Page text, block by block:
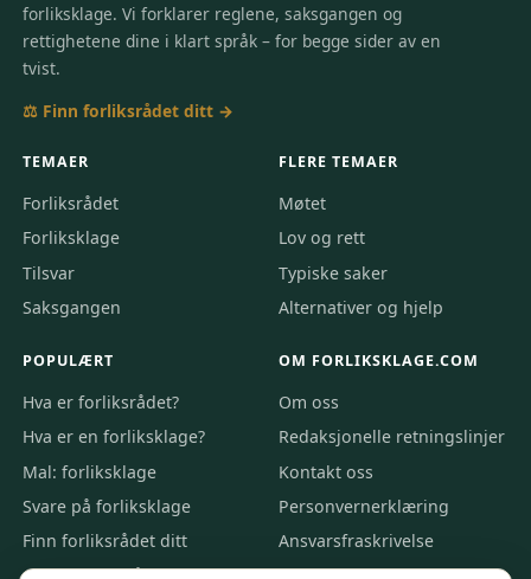
forliksklage. Vi forklarer reglene, saksgangen og
rettighetene dine i klart språk – for begge sider av en
tvist.
⚖️ Finn forliksrådet ditt →
TEMAER
Forliksrådet
Forliksklage
Tilsvar
Saksgangen
FLERE TEMAER
Møtet
Lov og rett
Typiske saker
Alternativer og hjelp
POPULÆRT
Hva er forliksrådet?
Hva er en forliksklage?
Mal: forliksklage
Svare på forliksklage
Finn forliksrådet ditt
OM FORLIKSKLAGE.COM
Om oss
Redaksjonelle retningslinjer
Kontakt oss
Personvernerklæring
Ansvarsfraskrivelse